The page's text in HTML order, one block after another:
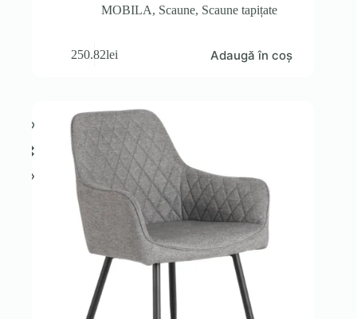
MOBILA, Scaune, Scaune tapițate
250.82lei Adaugă în coș